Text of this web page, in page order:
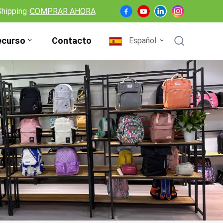
COMPRAR AHORA
Contacto Español
English
Français
Deutsch
Español
Nederlands